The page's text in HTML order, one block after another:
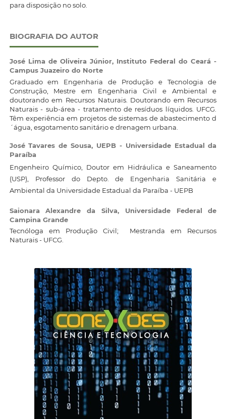
para disposição no solo.
BIOGRAFIA DO AUTOR
José Lima de Oliveira Júnior, Instituto Federal do Ceará -
Campus Juazeiro do Norte
Graduado em Engenharia de Produção e Tecnologia de
Construção, Mestre em Engenharia Civil e Ambiental e
doutorando em Recursos Naturais. Doutorando em Recursos
Naturais - sub-área - tratamento de resíduos líquidos. UFCG.
Têm experiência em projetos de sistemas de abastecimento d
´água, esgotamento sanitário e drenagem urbana.
José Tavares de Sousa, UEPB - Universidade Estadual da
Paraíba
Engenheiro Químico, Doutor em Hidráulica e Saneamento
(USP), Professor do Depto. de Engenharia Sanitária e
Ambiental da Universidade Estadual da Paraíba - UEPB
Saionara Alexandre da Silva, Universidade Federal de
Campina Grande
Tecnóloga em Produção Civil; Mestranda em Recursos
Naturais - UFCG.